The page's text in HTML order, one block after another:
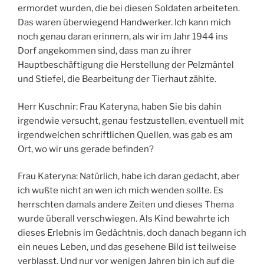
ermordet wurden, die bei diesen Soldaten arbeiteten.
Das waren überwiegend Handwerker. Ich kann mich
noch genau daran erinnern, als wir im Jahr 1944 ins
Dorf angekommen sind, dass man zu ihrer
Hauptbeschäftigung die Herstellung der Pelzmäntel
und Stiefel, die Bearbeitung der Tierhaut zählte.
Herr Kuschnir: Frau Kateryna, haben Sie bis dahin
irgendwie versucht, genau festzustellen, eventuell mit
irgendwelchen schriftlichen Quellen, was gab es am
Ort, wo wir uns gerade befinden?
Frau Kateryna: Natürlich, habe ich daran gedacht, aber
ich wußte nicht an wen ich mich wenden sollte. Es
herrschten damals andere Zeiten und dieses Thema
wurde überall verschwiegen. Als Kind bewahrte ich
dieses Erlebnis im Gedächtnis, doch danach begann ich
ein neues Leben, und das gesehene Bild ist teilweise
verblasst. Und nur vor wenigen Jahren bin ich auf die